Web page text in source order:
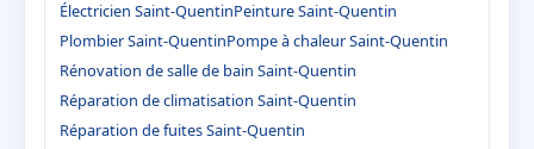
Électricien Saint-QuentinPeinture Saint-Quentin
Plombier Saint-QuentinPompe à chaleur Saint-Quentin
Rénovation de salle de bain Saint-Quentin
Réparation de climatisation Saint-Quentin
Réparation de fuites Saint-Quentin